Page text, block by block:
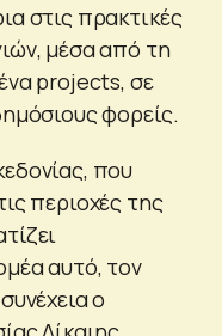
στις πρακτικές
μέσα από τη
projects, σε
φορείς.
που
περιοχές της
αυτό, τον
ο